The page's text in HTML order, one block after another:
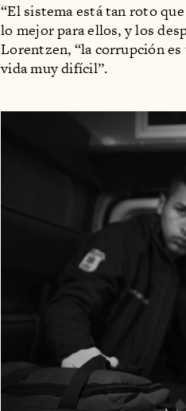
“El sistema está tan roto
lo mejor para ellos, y los
Lorentzen, “la corrupción es
vida muy difícil”.